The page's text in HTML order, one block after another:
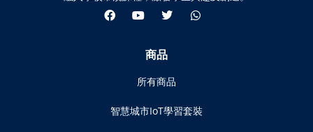
商品
所有商品
智慧城市IoT學習套裝